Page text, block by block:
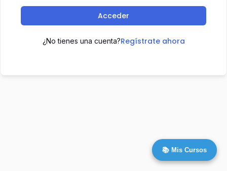
Acceder
¿No tienes una cuenta?Regístrate ahora
📚 Mis Cursos